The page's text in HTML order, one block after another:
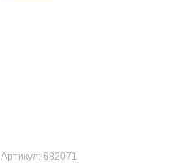
Артикул: 682071